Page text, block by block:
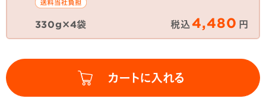
330g×4袋 税込4,480 円